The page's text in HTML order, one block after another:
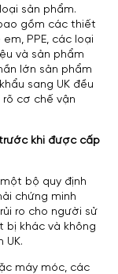
sản phẩm.
gồm các thiết
PPE, các loại
và sản phẩm
lớn sản phẩm
sang UK đều
rõ cơ chế vận
khi được cấp
bộ quy định
chứng minh
ro cho người sử
bị khác và không
UK.
máy móc, các